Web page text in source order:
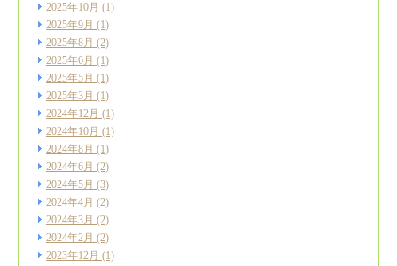
2025年10月 (1)
2025年9月 (1)
2025年8月 (2)
2025年6月 (1)
2025年5月 (1)
2025年3月 (1)
2024年12月 (1)
2024年10月 (1)
2024年8月 (1)
2024年6月 (2)
2024年5月 (3)
2024年4月 (2)
2024年3月 (2)
2024年2月 (2)
2023年12月 (1)